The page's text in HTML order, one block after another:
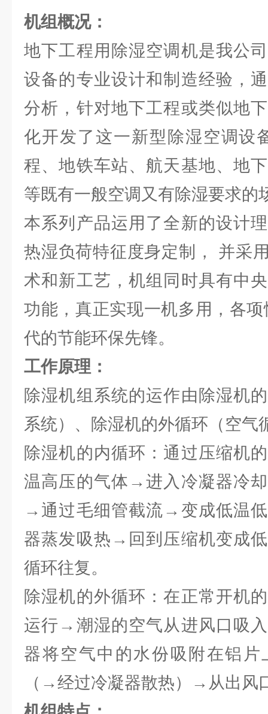
机组概况：
地下工程用除湿空调机是我公
设备的专业设计和制造经验，
分析，针对地下工程或类似地
化开发了这一新型除湿空调设
程、地铁车站、航天基地、地
等既有一般空调又有除湿要求的
本系列产品运用了全新的设计
热湿负荷特征度身定制， 并采
术和新工艺，机组同时具有中
功能，真正实现一机多用，各
代的节能环保先锋。
工作原理：
除湿机组系统的运作由除湿机
系统）、除湿机的外循环（空气
除湿机的内循环：通过压缩机
温高压的气体→进入冷凝器冷
→通过毛细管截流→变成低温
器蒸发吸热→回到压缩机变成
循环往复。
除湿机的外循环：在正常开机
运行→潮湿的空气从进风口吸
器将空气中的水份吸附在铝
（→经过冷凝器散热）→从出风